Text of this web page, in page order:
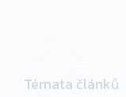
Témata článků